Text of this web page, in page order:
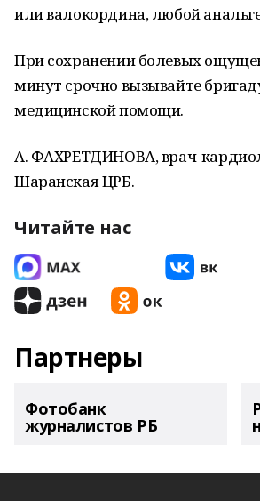
или валокордина, любой
При сохранении болевых
минут срочно вызывайте
медицинской помощи.
А. ФАХРЕТДИНОВА, врач-
Шаранская ЦРБ.
Читайте нас
Партнеры
Фотобанк
журналистов РБ